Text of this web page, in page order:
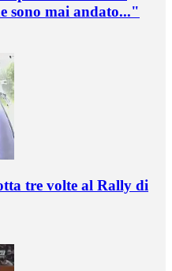
sono mai andato..."
tre volte al Rally di